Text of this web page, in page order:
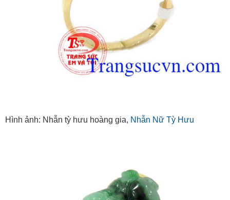
Hình ảnh: Nhẫn tỳ hưu hoàng gia, Nhẫn Nữ Tỳ Hưu